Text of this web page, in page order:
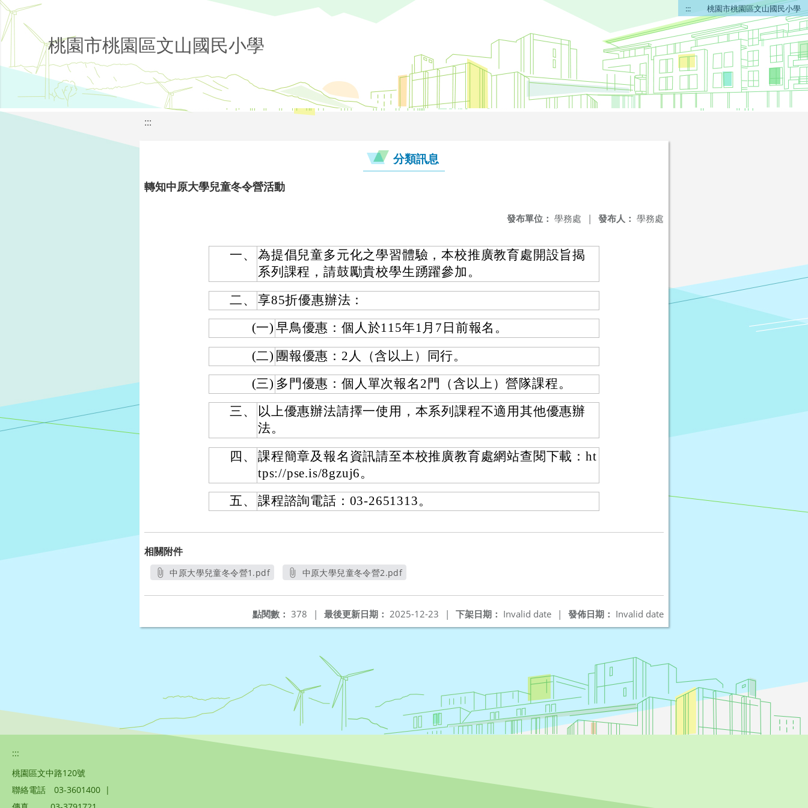
::: 桃園市桃園區文山國民小學
桃園市桃園區文山國民小學
:::
分類訊息
轉知中原大學兒童冬令營活動
發布人： 學務處
發布單位： 學務處 |
一、
為提倡兒童多元化之學習體驗，本校推廣教育處開設旨揭
系列課程，請鼓勵貴校學生踴躍參加。
二、
享85折優惠辦法：
(一) 早鳥優惠：個人於115年1月7日前報名。
(二) 團報優惠：2人（含以上）同行。
(三) 多門優惠：個人單次報名2門（含以上）營隊課程。
三、
以上優惠辦法請擇一使用，本系列課程不適用其他優惠辦
法。
四、
課程簡章及報名資訊請至本校推廣教育處網站查閱下載：ht
tps://pse.is/8gzuj6。
五、
課程諮詢電話：03-2651313。
相關附件
中原大學兒童冬令營1.pdf
中原大學兒童冬令營2.pdf
發佈日期： Invalid date
下架日期： Invalid date |
最後更新日期： 2025-12-23 |
點閱數： 378 |
:::
桃園區文中路120號
聯絡電話
03-3601400 |